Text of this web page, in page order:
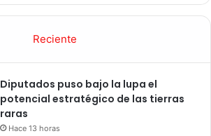
Reciente
Diputados puso bajo la lupa el
potencial estratégico de las tierras
raras
Hace 13 horas